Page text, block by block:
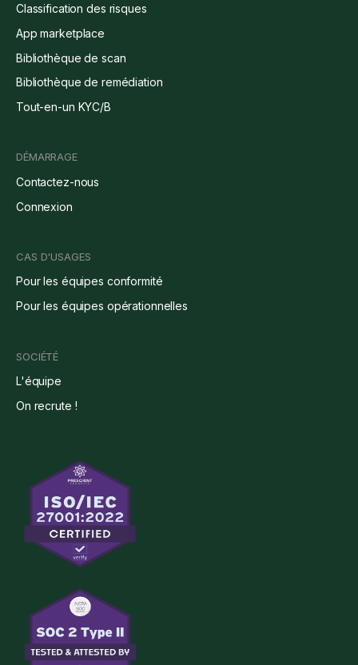
Classification des risques
App marketplace
Bibliothèque de scan
Bibliothèque de remédiation
Tout-en-un KYC/B
DÉMARRAGE
Contactez-nous
Connexion
CAS D'USAGES
Pour les équipes conformité
Pour les équipes opérationnelles
SOCIÉTÉ
L'équipe
On recrute !